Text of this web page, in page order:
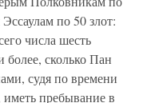
по 50 злот:
числа шесть
более, сколько Пан
судя по времени
пребывание в